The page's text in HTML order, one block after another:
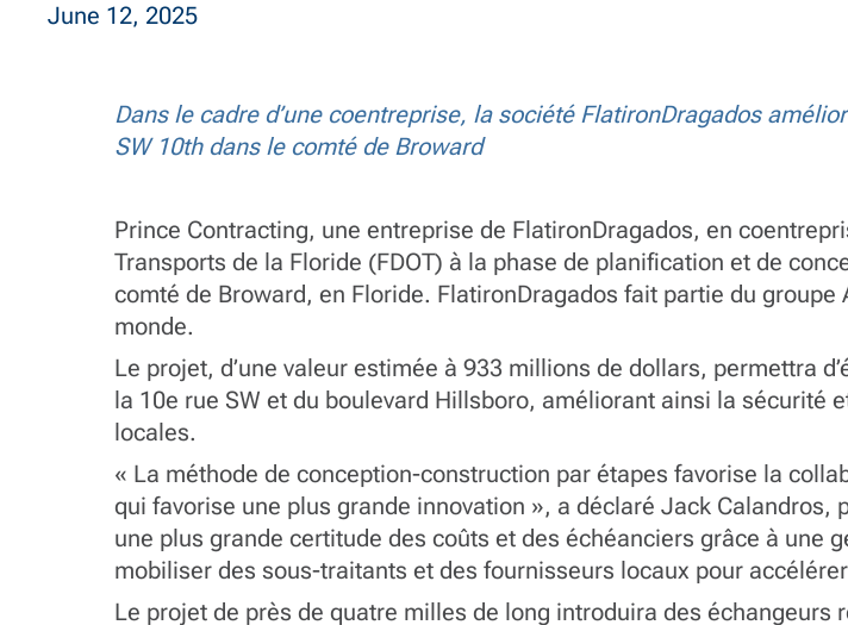
June 12, 2025
Dans le cadre d’une coentreprise, la société FlatironDragados
SW 10th dans le comté de Broward
Prince Contracting, une entreprise de FlatironDragados, en
Transports de la Floride (FDOT) à la phase de planification et de
comté de Broward, en Floride. FlatironDragados fait partie du groupe
monde.
Le projet, d’une valeur estimée à 933 millions de dollars, permettra
la 10e rue SW et du boulevard Hillsboro, améliorant ainsi la sécurité
locales.
« La méthode de conception-construction par étapes favorise la
qui favorise une plus grande innovation », a déclaré Jack
une plus grande certitude des coûts et des échéanciers grâce à une
mobiliser des sous-traitants et des fournisseurs locaux pour
Le projet de près de quatre milles de long introduira des